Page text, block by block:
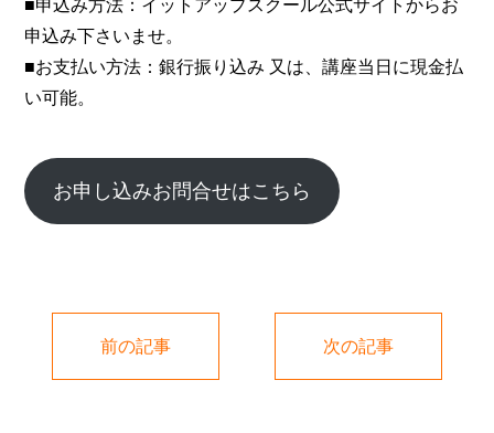
■申込み方法：イットアップスクール公式サイトからお
申込み下さいませ。
■お支払い方法：銀行振り込み 又は、講座当日に現金払
い可能。
お申し込みお問合せはこちら
前の記事 次の記事